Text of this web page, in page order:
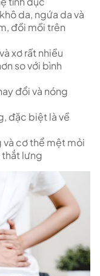
da, ngứa da và
đồi mồi trên
xơ rất nhiều
so với bình
đổi và nóng
đặc biệt là về
và cơ thể mệt mỏi
thắt lưng